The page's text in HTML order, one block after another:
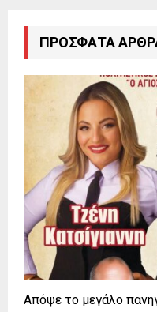
ΠΡΌΣΦΑΤΑ
Απόψε το μεγάλο